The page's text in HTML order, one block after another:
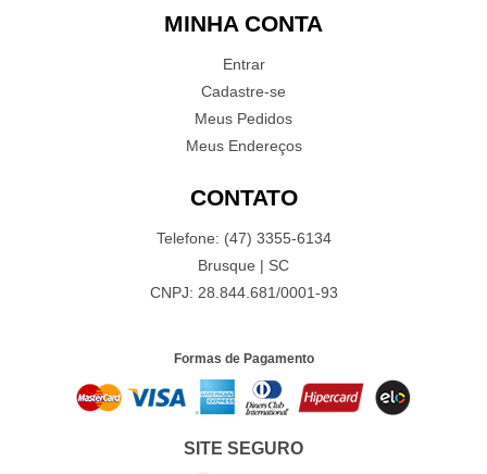
MINHA CONTA
Entrar
Cadastre-se
Meus Pedidos
Meus Endereços
CONTATO
Telefone: (47) 3355-6134
Brusque | SC
CNPJ: 28.844.681/0001-93
Formas de Pagamento
SITE SEGURO